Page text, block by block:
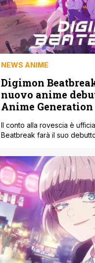
NEWS ANIME
Digimon
nuovo anime
Anime Generation
Il conto alla rovescia è
Beatbreak farà il suo
l’universo dei Digimon con
avventura. A confermarlo è
diffuso i dettagli sulla
serie. Gli episodi saranno